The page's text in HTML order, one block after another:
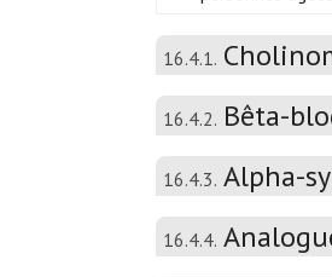
16.4.1.
16.4.2. Bêta-
16.4.3. Alpha-
16.4.4.